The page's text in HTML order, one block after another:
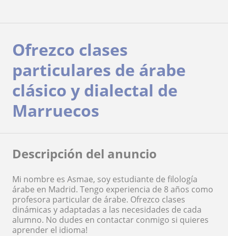
Ofrezco clases
particulares de árabe
clásico y dialectal de
Marruecos
Descripción del anuncio
Mi nombre es Asmae, soy estudiante de filología
árabe en Madrid. Tengo experiencia de 8 años como
profesora particular de árabe. Ofrezco clases
dinámicas y adaptadas a las necesidades de cada
alumno. No dudes en contactar conmigo si quieres
aprender el idioma!